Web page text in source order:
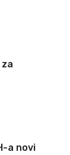
a novi